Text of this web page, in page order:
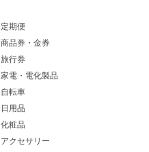
定期便
商品券・金券
旅行券
家電・電化製品
自転車
日用品
化粧品
アクセサリー